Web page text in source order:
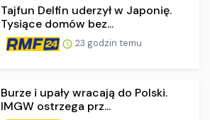
Tajfun Delfin uderzył w Japonię.
Tysiące domów bez...
23 godzin temu
Burze i upały wracają do Polski.
IMGW ostrzega prz...